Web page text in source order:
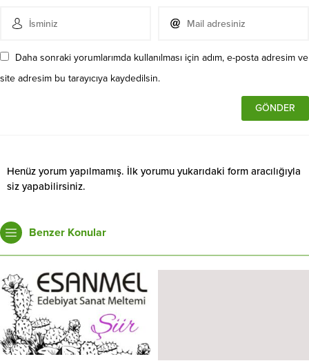
Daha sonraki yorumlarımda kullanılması için adım, e-posta adresim ve
site adresim bu tarayıcıya kaydedilsin.
Henüz yorum yapılmamış. İlk yorumu yukarıdaki form aracılığıyla
siz yapabilirsiniz.
Benzer Konular